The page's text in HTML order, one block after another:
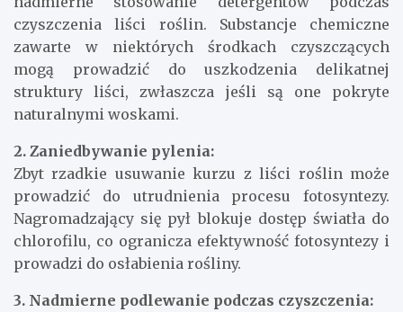
czyszczenia liści roślin. Substancje chemiczne
zawarte w niektórych środkach czyszczących
mogą prowadzić do uszkodzenia delikatnej
struktury liści, zwłaszcza jeśli są one pokryte
naturalnymi woskami.
2. Zaniedbywanie pylenia:
Zbyt rzadkie usuwanie kurzu z liści roślin może
prowadzić do utrudnienia procesu fotosyntezy.
Nagromadzający się pył blokuje dostęp światła do
chlorofilu, co ogranicza efektywność fotosyntezy i
prowadzi do osłabienia rośliny.
3. Nadmierne podlewanie podczas czyszczenia: